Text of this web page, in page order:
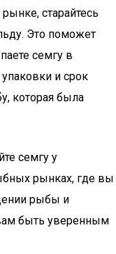
старайтесь
Это поможет
семгу в
и срок
которая была
семгу у
рынках, где вы
рыбы и
быть уверенным